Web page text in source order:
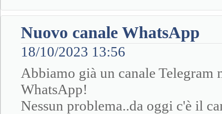
Nuovo canale WhatsApp
18/10/2023 13:56
Abbiamo già un canale
WhatsApp!
Nessun problema..da oggi c'è il